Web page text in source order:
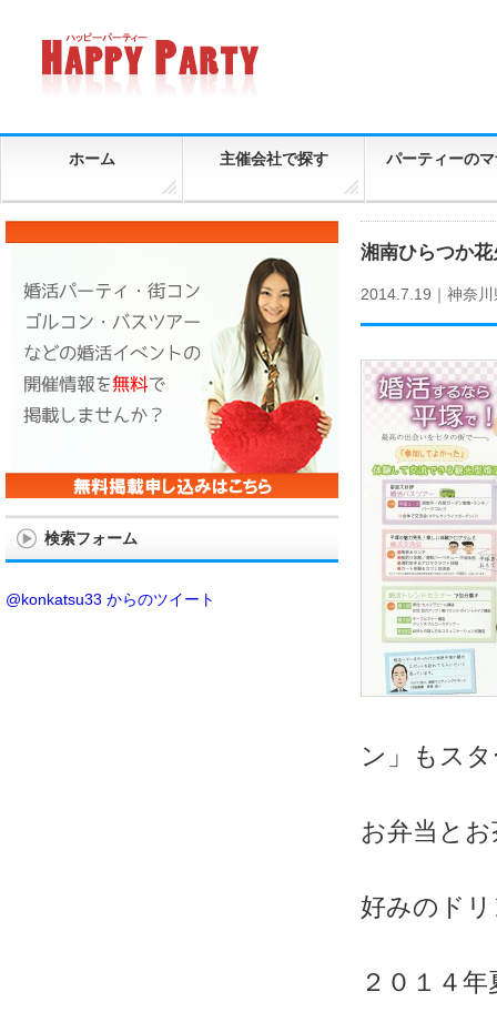
ホーム 主催会社で探す パーティーの
湘南ひらつか
2014.7.19｜ 神奈川
ン」もス
お弁当と
好みのド
２０１４
検索フォーム
@konkatsu33 からのツイート